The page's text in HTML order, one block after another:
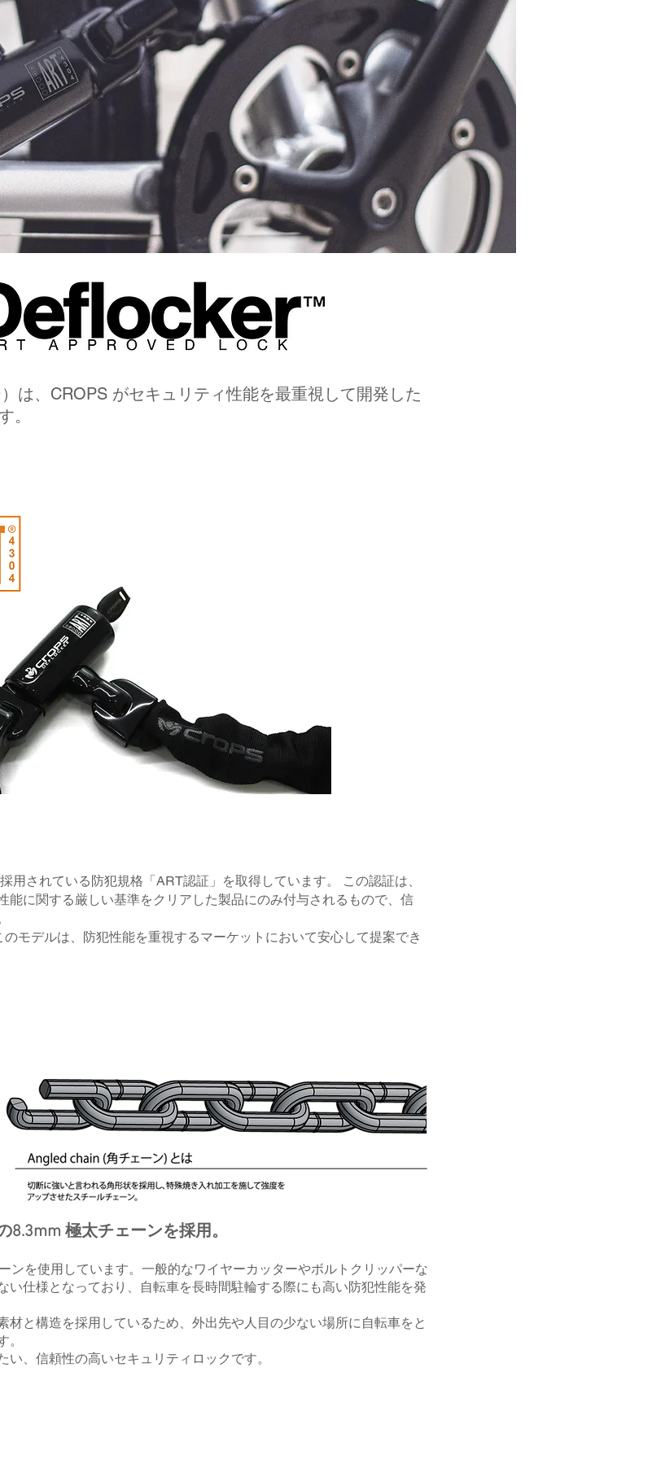
は、CROPS がセキュリティ性能を最重視して開発した
。
用されている防犯規格「ART認証」を取得しています。 この認証は、
能に関する厳しい基準をクリアした製品にのみ付与されるもので、信
モデルは、防犯性能を重視するマーケットにおいて安心して提案でき
極太チェーンを採用。
ンを使用しています。一般的なワイヤーカッターやボルトクリッパーな
い仕様となっており、自転車を長時間駐輪する際にも高い防犯性能を発
材と構造を採用しているため、外出先や人目の少ない場所に自転車をと
、信頼性の高いセキュリティロックです。